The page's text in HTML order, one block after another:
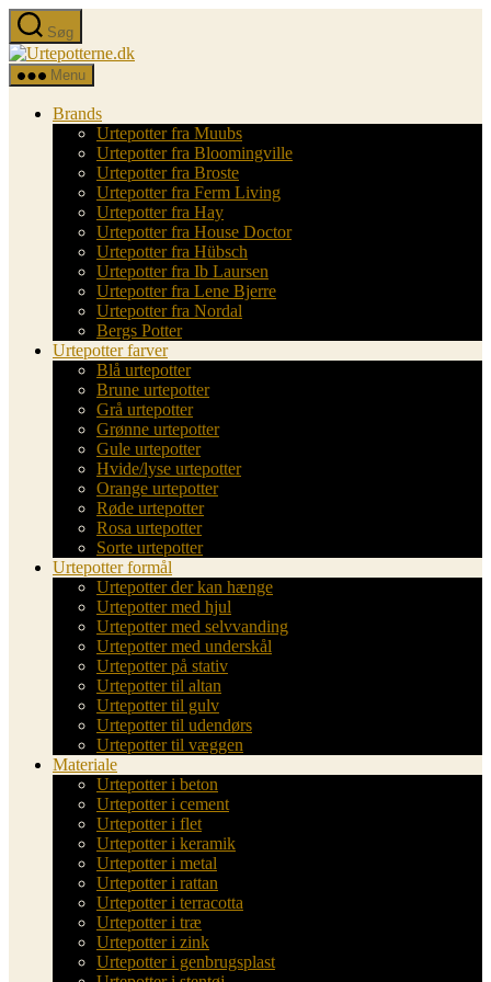
Spring
til
indholdet
Søg
Urtepotterne.dk
Menu
Brands
Urtepotter fra Muubs
Urtepotter fra Bloomingville
Urtepotter fra Broste
Urtepotter fra Ferm Living
Urtepotter fra Hay
Urtepotter fra House Doctor
Urtepotter fra Hübsch
Urtepotter fra Ib Laursen
Urtepotter fra Lene Bjerre
Urtepotter fra Nordal
Bergs Potter
Urtepotter farver
Blå urtepotter
Brune urtepotter
Grå urtepotter
Grønne urtepotter
Gule urtepotter
Hvide/lyse urtepotter
Orange urtepotter
Røde urtepotter
Rosa urtepotter
Sorte urtepotter
Urtepotter formål
Urtepotter der kan hænge
Urtepotter med hjul
Urtepotter med selvvanding
Urtepotter med underskål
Urtepotter på stativ
Urtepotter til altan
Urtepotter til gulv
Urtepotter til udendørs
Urtepotter til væggen
Materiale
Urtepotter i beton
Urtepotter i cement
Urtepotter i flet
Urtepotter i keramik
Urtepotter i metal
Urtepotter i rattan
Urtepotter i terracotta
Urtepotter i træ
Urtepotter i zink
Urtepotter i genbrugsplast